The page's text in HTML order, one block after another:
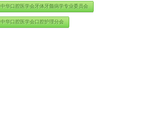
中华口腔医学会牙体牙髓病学专业委员会
中华口腔医学会口腔护理分会